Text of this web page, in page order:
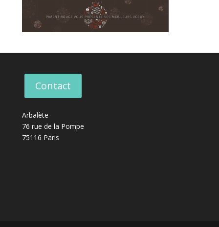
Contact
Arbalète
76 rue de la Pompe
75116 Paris